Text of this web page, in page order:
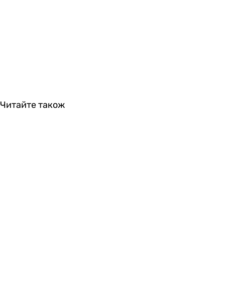
Читайте також